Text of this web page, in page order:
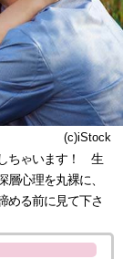
(c)iStock
ちゃいます！ 生
心理を丸裸に、
める前に見て下さ